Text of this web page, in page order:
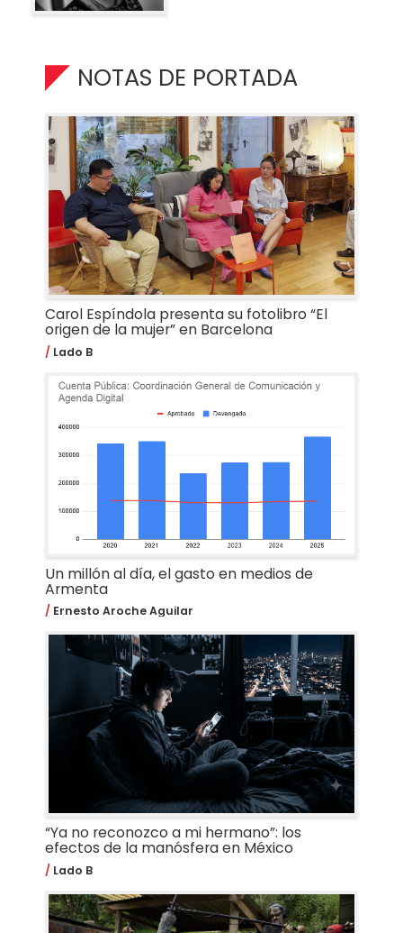
NOTAS DE PORTADA
Carol Espíndola presenta su fotolibro “El
origen de la mujer” en Barcelona
Lado B
Un millón al día, el gasto en medios de
Armenta
Ernesto Aroche Aguilar
“Ya no reconozco a mi hermano”: los
efectos de la manósfera en México
Lado B